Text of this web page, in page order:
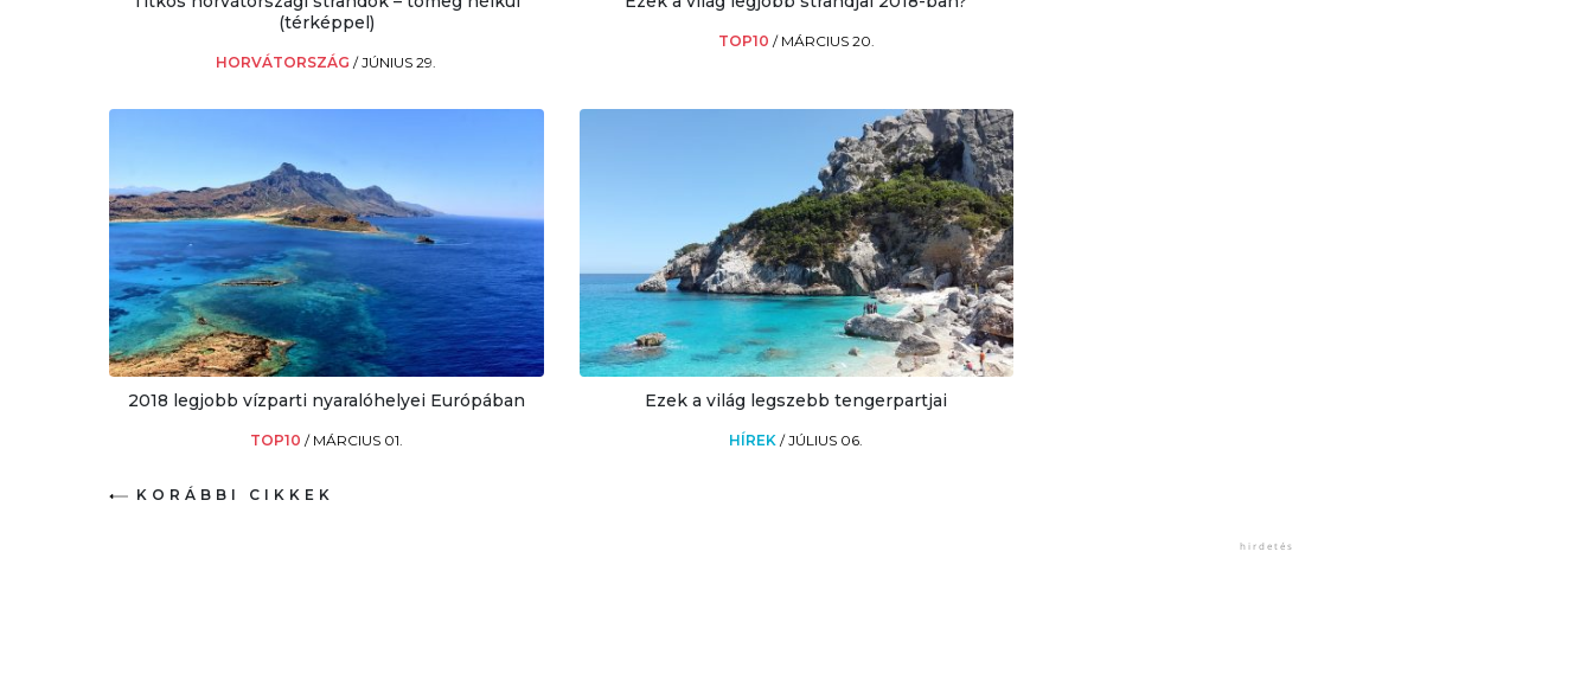
(térképpel)
HORVÁTORSZÁG/JÚNIUS 29.
TOP10 / MÁRCIUS 20.
2018 legjobb vízparti nyaralóhelyei Európában
TOP10 / MÁRCIUS 01.
Ezek a világ legszebb tengerpartjai
HÍREK/JÚLIUS 06.
KORÁBBI CIKKEK